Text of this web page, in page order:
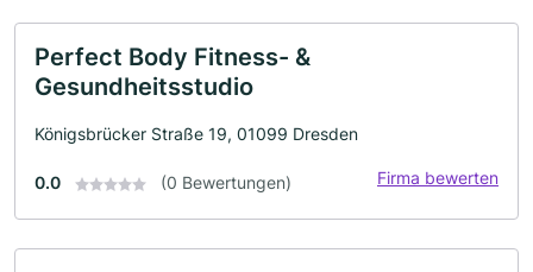
Perfect Body Fitness- &
Gesundheitsstudio
Königsbrücker Straße 19, 01099 Dresden
0.0 (0 Bewertungen) Firma bewerten